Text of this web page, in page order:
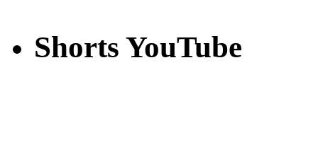
Shorts YouTube